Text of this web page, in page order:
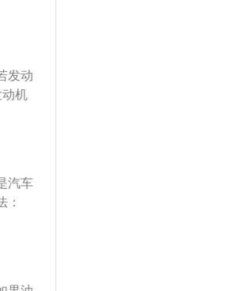
起
在
动
发动
机
有
。
机使
处
贴
汽车
：
定期
常
运